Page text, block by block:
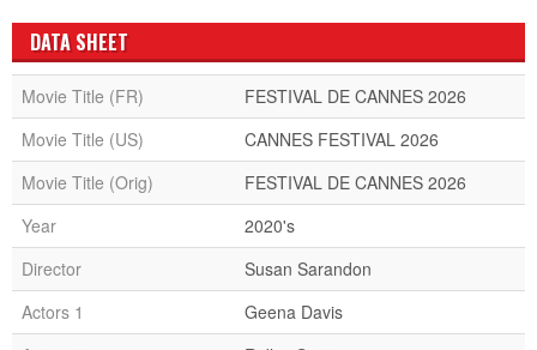
DATA SHEET
Movie Title (FR)
FESTIVAL DE CANNES 2026
Movie Title (US)
CANNES FESTIVAL 2026
Movie Title (Orig)
FESTIVAL DE CANNES 2026
Year
2020's
Director
Susan Sarandon
Actors 1
Geena Davis